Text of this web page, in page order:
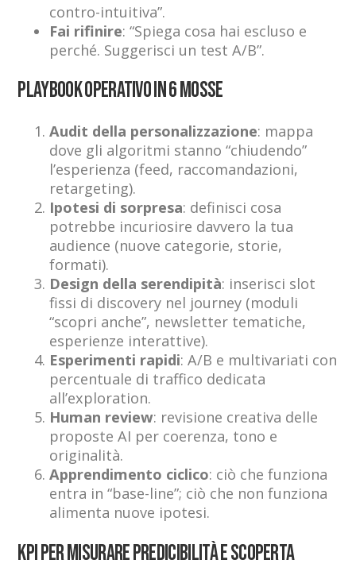
contro-intuitiva”.
Fai rifinire: “Spiega cosa hai escluso e
perché. Suggerisci un test A/B”.
Playbook operativo in 6 mosse
Audit della personalizzazione: mappa
dove gli algoritmi stanno “chiudendo”
l’esperienza (feed, raccomandazioni,
retargeting).
Ipotesi di sorpresa: definisci cosa
potrebbe incuriosire davvero la tua
audience (nuove categorie, storie,
formati).
Design della serendipità: inserisci slot
fissi di discovery nel journey (moduli
“scopri anche”, newsletter tematiche,
esperienze interattive).
Esperimenti rapidi: A/B e multivariati con
percentuale di traffico dedicata
all’exploration.
Human review: revisione creativa delle
proposte AI per coerenza, tono e
originalità.
Apprendimento ciclico: ciò che funziona
entra in “base-line”; ciò che non funziona
alimenta nuove ipotesi.
KPI per misurare predicibilità e scoperta